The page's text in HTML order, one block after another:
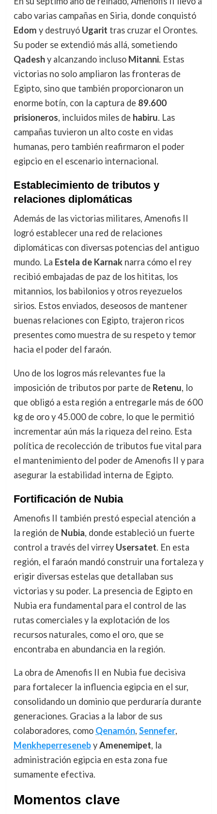
cabo varias campañas en Siria, donde conquistó
Edom y destruyó Ugarit tras cruzar el Orontes.
Su poder se extendió más allá, sometiendo
Qadeshy alcanzando incluso Mitanni. Estas
victorias no solo ampliaron las fronteras de
Egipto, sino que también proporcionaron un
enorme botín, con la captura de 89.600
prisioneros, incluidos miles de habiru. Las
campañas tuvieron un alto coste en vidas
humanas, pero también reafirmaron el poder
egipcio en el escenario internacional.
Establecimiento de tributos y
relaciones diplomáticas
Además de las victorias militares, Amenofis II
logró establecer una red de relaciones
diplomáticas con diversas potencias del antiguo
mundo. La Estela de Karnaknarra cómo el rey
recibió embajadas de paz de los hititas, los
mitannios, los babilonios y otros reyezuelos
sirios. Estos enviados, deseosos de mantener
buenas relaciones con Egipto, trajeron ricos
presentes como muestra de su respeto y temor
hacia el poder del faraón.
Uno de los logros más relevantes fue la
imposición de tributos por parte de Retenu, lo
que obligó a esta región a entregarle más de 600
kg de oro y 45.000 de cobre, lo que le permitió
incrementar aún más la riqueza del reino. Esta
política de recolección de tributos fue vital para
el mantenimiento del poder de Amenofis II y para
asegurar la estabilidad interna de Egipto.
Fortificación de Nubia
Amenofis II también prestó especial atención a
la región de Nubia, donde estableció un fuerte
control a través del virrey Usersatet. En esta
región, el faraón mandó construir una fortaleza y
erigir diversas estelas que detallaban sus
victorias y su poder. La presencia de Egipto en
Nubia era fundamental para el control de las
rutas comerciales y la explotación de los
recursos naturales, como el oro, que se
encontraba en abundancia en la región.
La obra de Amenofis II en Nubia fue decisiva
para fortalecer la influencia egipcia en el sur,
consolidando un dominio que perduraría durante
generaciones. Gracias a la labor de sus
colaboradores, como Qenamón, Sennefer,
MenkheperresenebyAmenemipet, la
administración egipcia en esta zona fue
sumamente efectiva.
Momentos clave